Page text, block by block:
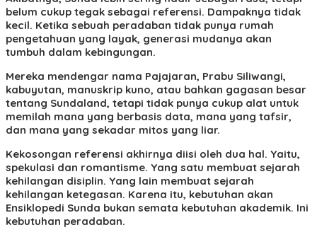
belum cukup tegak sebagai referensi. Dampaknya tidak
kecil. Ketika sebuah peradaban tidak punya rumah
pengetahuan yang layak, generasi mudanya akan
tumbuh dalam kebingungan.
Mereka mendengar nama Pajajaran, Prabu Siliwangi,
kabuyutan, manuskrip kuno, atau bahkan gagasan besar
tentang Sundaland, tetapi tidak punya cukup alat untuk
memilah mana yang berbasis data, mana yang tafsir,
dan mana yang sekadar mitos yang liar.
Kekosongan referensi akhirnya diisi oleh dua hal. Yaitu,
spekulasi dan romantisme. Yang satu membuat sejarah
kehilangan disiplin. Yang lain membuat sejarah
kehilangan ketegasan. Karena itu, kebutuhan akan
Ensiklopedi Sunda bukan semata kebutuhan akademik. Ini
kebutuhan peradaban.